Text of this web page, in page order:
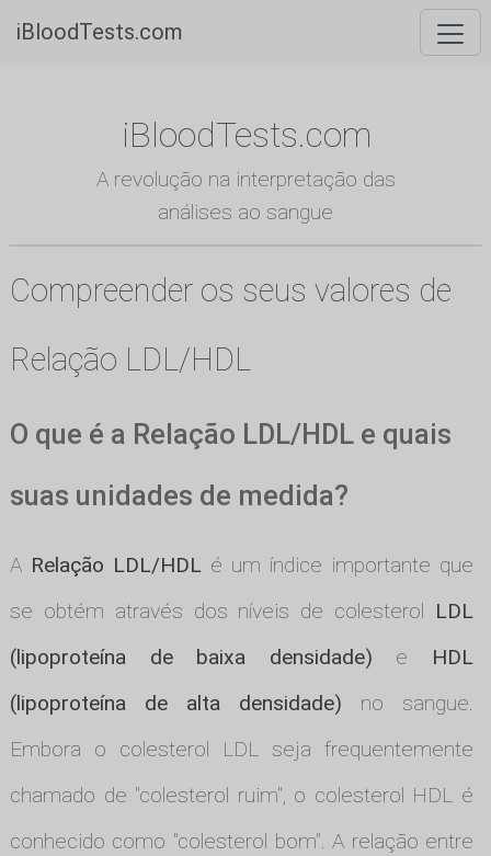
iBloodTests.com
iBloodTests.com
A revolução na interpretação das
análises ao sangue
Compreender os seus valores de
Relação LDL/HDL
O que é a Relação LDL/HDL e quais
suas unidades de medida?
A Relação LDL/HDLé um índice importante que
se obtém através dos níveis de colesterol LDL
(lipoproteína de baixa densidade) e HDL
(lipoproteína de alta densidade) no sangue.
Embora o colesterol LDL seja frequentemente
chamado de "colesterol ruim", o colesterol HDL é
conhecido como "colesterol bom". A relação entre